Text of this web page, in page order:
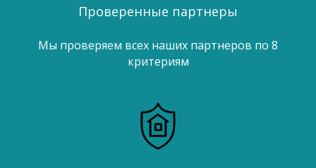
Проверенные партнеры
Мы проверяем всех наших партнеров по 8
критериям